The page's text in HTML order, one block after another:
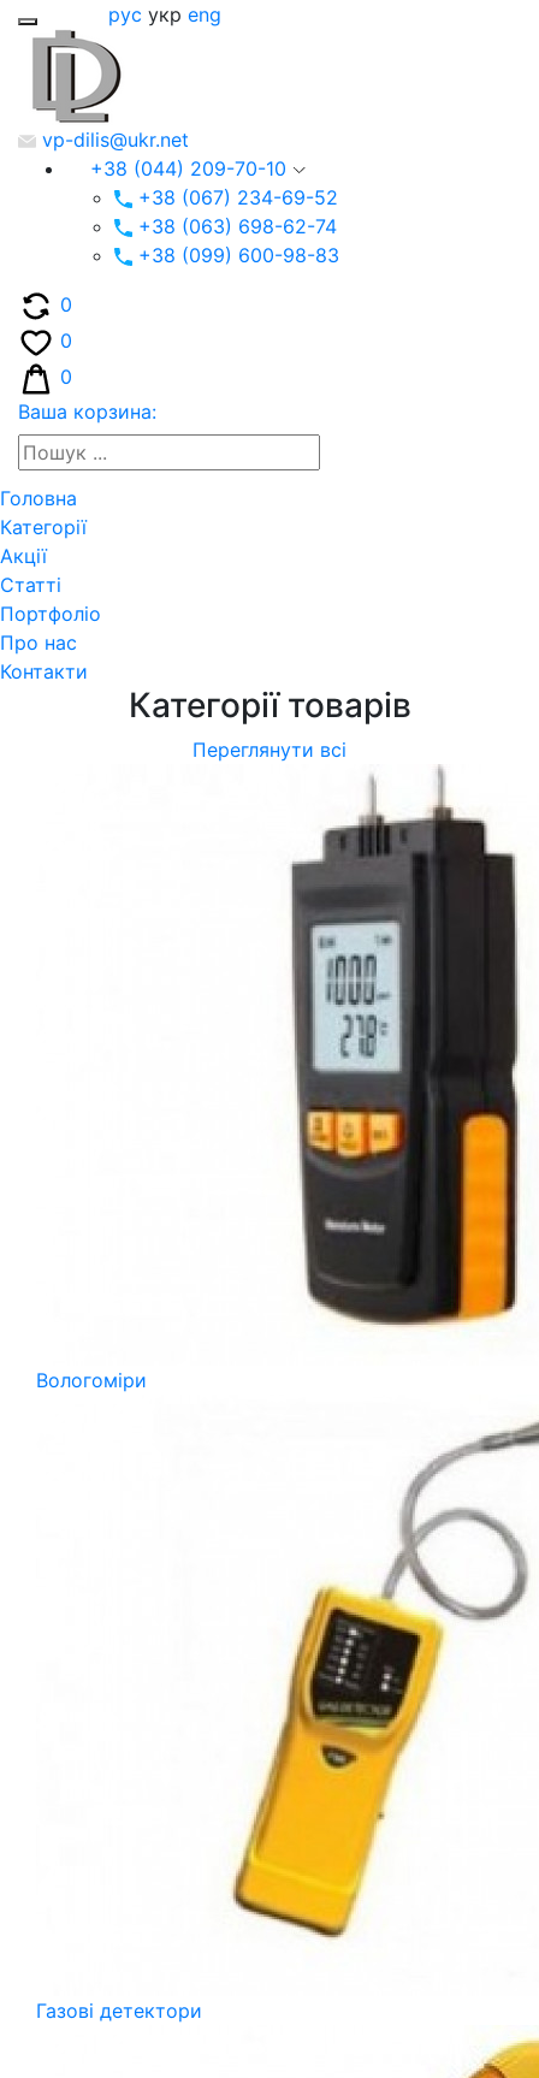
рус укр eng
vp-dilis@ukr.net
+38 (044) 209-70-10
+38 (067) 234-69-52
+38 (063) 698-62-74
+38 (099) 600-98-83
0
0
0
Ваша корзина:
Головна
Категорії
Акції
Статті
Портфоліо
Про нас
Контакти
Категорії товарів
Переглянути всі
Вологоміри
Газові детектори